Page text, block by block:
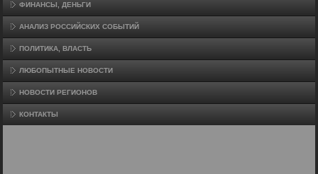
ФИНАНСЫ, ДЕНЬГИ
АНАЛИЗ РОССИЙСКИХ СОБЫТИЙ
ПОЛИТИКА, ВЛАСТЬ
ЛЮБОПЫТНЫЕ НОВОСТИ
НОВОСТИ РЕГИОНОВ
КОНТАКТЫ